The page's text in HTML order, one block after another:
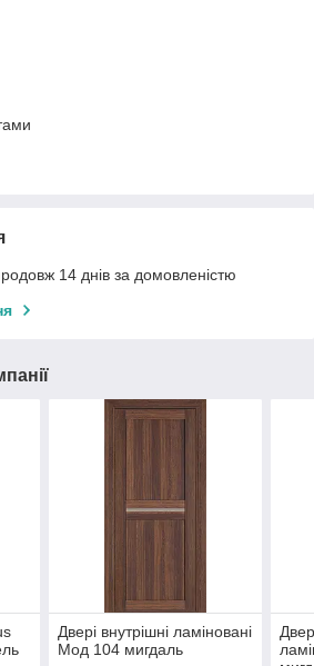
14 днів за домовленістю
Двері внутрішні ламіновані
Мод 104 мигдаль